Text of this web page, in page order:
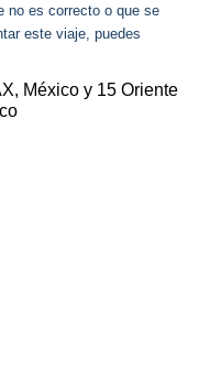
no es correcto o que se
este viaje, puedes
México y 15 Oriente